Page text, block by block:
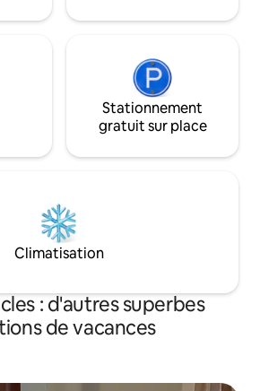
s'échapper.
Stationnement
gratuit sur place
Climatisation
: d'autres superbes
de vacances